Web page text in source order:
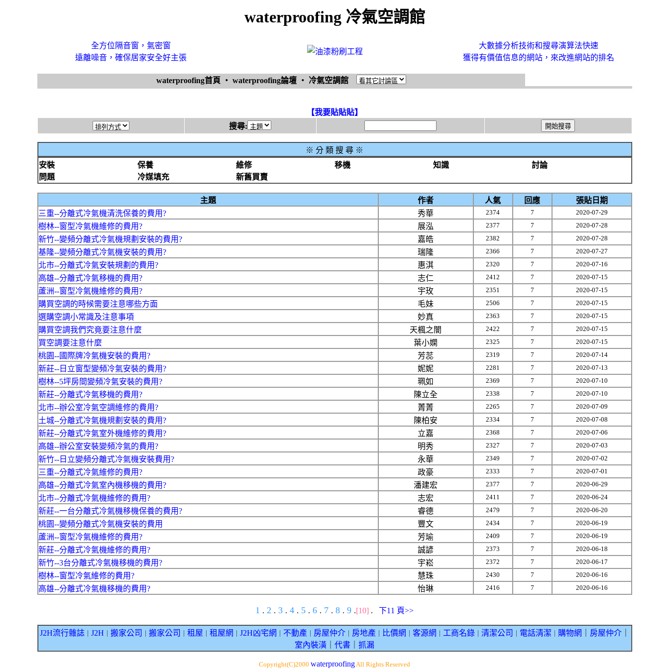
waterproofing 冷氣空調館
全方位隔音窗，氣密窗
遠離噪音，確保居家安全好主張
大數據分析技術和搜尋演算法快速
獲得有價值信息的網站，來改進網站的排名
waterproofing首頁 ‧ waterproofing論壇 ‧ 冷氣空調館
【我要貼貼貼】
搜尋:
※ 分 類 搜 尋 ※
安裝
保養 維修 移機 知識
討論
問題
冷媒填充 新舊買賣
主題 作者 人氣 回應
張貼日期
三重--分離式冷氣機清洗保養的費用?
秀華 2374 7 2020-07-29
樹林--窗型冷氣機維修的費用? 展泓 2377 7 2020-07-28
新竹--變頻分離式冷氣機規劃安裝的費用? 嘉皓 2382 7 2020-07-28
基隆--變頻分離式冷氣機安裝的費用? 瑞隆 2366 7 2020-07-27
北市--分離式冷氣安裝規劃的費用? 惠淇 2320 7 2020-07-16
高雄--分離式冷氣移機的費用? 志仁 2412 7 2020-07-15
蘆洲--窗型冷氣機維修的費用? 宇玫 2351 7 2020-07-15
購買空調的時候需要注意哪些方面 毛妹 2506 7 2020-07-15
選購空調小常識及注意事項 妙真 2363 7 2020-07-15
購買空調我們究竟要注意什麼 天楓之闇 2422 7 2020-07-15
買空調要注意什麼 葉小嫻 2325 7 2020-07-15
桃園--國際牌冷氣機安裝的費用? 芳蕊 2319 7 2020-07-14
新莊--日立窗型變頻冷氣安裝的費用? 妮妮 2281 7 2020-07-13
樹林--5坪房間變頻冷氣安裝的費用? 珮如 2369 7 2020-07-10
新莊--分離式冷氣移機的費用? 陳立全 2338 7 2020-07-10
北市--辦公室冷氣空調維修的費用? 菁菁 2265 7 2020-07-09
土城--分離式冷氣機規劃安裝的費用? 陳柏安 2334 7 2020-07-08
新莊--分離式冷氣室外機維修的費用? 立嘉 2368 7 2020-07-06
高雄--辦公室安裝變頻冷氣的費用? 明秀 2327 7 2020-07-03
新竹--日立變頻分離式冷氣機安裝費用? 永華 2349 7 2020-07-02
三重--分離式冷氣維修的費用? 政豪 2333 7 2020-07-01
高雄--分離式冷氣室內機移機的費用? 潘建宏 2377 7 2020-06-29
北市--分離式冷氣機維修的費用? 志宏 2411 7 2020-06-24
新莊--一台分離式冷氣機移機保養的費用? 睿德 2479 7 2020-06-20
桃園--變頻分離式冷氣機安裝的費用 豐文 2434 7 2020-06-19
蘆洲--窗型冷氣機維修的費用? 芳瑜 2409 7 2020-06-19
新莊--分離式冷氣機維修的費用? 誠諺 2373 7 2020-06-18
新竹--3台分離式冷氣機移機的費用? 宇崧 2372 7 2020-06-17
樹林--窗型冷氣維修的費用? 慧珠 2430 7 2020-06-16
高雄--分離式冷氣機移機的費用? 怡琳 2416 7 2020-06-16
1 . 2 . 3 . 4 . 5 . 6 . 7 . 8 . 9 .[10] . 下11 頁>>
J2H流行雜誌｜ J2H 搬家公司 搬家公司 租屋 租屋網 J2H凶宅網 不動產｜ 房屋仲介｜ 房地產｜ 比價網 客源網 工商名錄｜ 清潔公司 電話清潔 購物網 房屋仲介｜
室內裝潢
代書 抓漏
Copyright(C)2000 waterproofingAll Rights Reserved